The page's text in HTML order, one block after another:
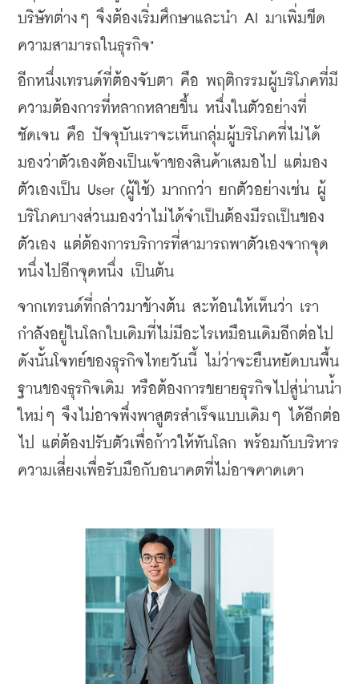
บริษัทต่างๆ จึงต้องเริ่มศึกษาและนำ AI มาเพิ่มขีด
ความสามารถในธุรกิจ"
​อีกหนึ่งเทรนด์ที่ต้องจับตา คือ พฤติกรรมผู้บริโภคที่มี
ความต้องการที่หลากหลายขึ้น หนึ่งในตัวอย่างที่
ชัดเจน คือ ปัจจุบันเราจะเห็นกลุ่มผู้บริโภคที่ไม่ได้
มองว่าตัวเองต้องเป็นเจ้าของสินค้าเสมอไป แต่มอง
ตัวเองเป็น User (ผู้ใช้) มากกว่า ยกตัวอย่างเช่น ผู้
บริโภคบางส่วนมองว่าไม่ได้จำเป็นต้องมีรถเป็นของ
ตัวเอง แต่ต้องการบริการที่สามารถพาตัวเองจากจุด
หนึ่งไปอีกจุดหนึ่ง เป็นต้น
​จากเทรนด์ที่กล่าวมาข้างต้น สะท้อนให้เห็นว่า เรา
กำลังอยู่ในโลกใบเดิมที่ไม่มีอะไรเหมือนเดิมอีกต่อไป
ดังนั้นโจทย์ของธุรกิจไทยวันนี้ ไม่ว่าจะยืนหยัดบนพื้น
ฐานของธุรกิจเดิม หรือต้องการขยายธุรกิจไปสู่น่านน้ำ
ใหม่ๆ จึงไม่อาจพึ่งพาสูตรสำเร็จแบบเดิมๆ ได้อีกต่อ
ไป แต่ต้องปรับตัวเพื่อก้าวให้ทันโลก พร้อมกับบริหาร
ความเสี่ยงเพื่อรับมือกับอนาคตที่ไม่อาจคาดเดา